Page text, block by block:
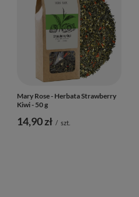
Mary Rose - Herbata Strawberry
Kiwi - 50 g
14,90 zł / szt.